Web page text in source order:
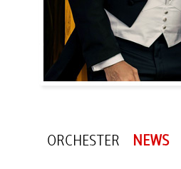
ORCHESTER NEWS